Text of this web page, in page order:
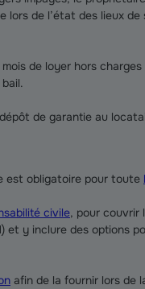
lors de l’état des lieux
de loyer hors
de garantie au
est obligatoire pour toute
civile, pour couvrir
et y inclure des options
afin de la fournir lors de